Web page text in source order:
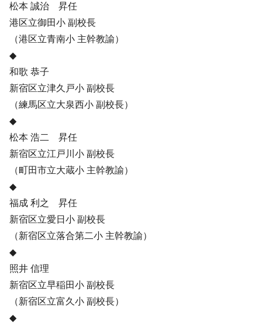
松本 誠治 昇任
港区立御田小 副校長
（港区立青南小 主幹教諭）
◆
和歌 恭子
新宿区立津久戸小 副校長
（練馬区立大泉西小 副校長）
◆
松本 浩二 昇任
新宿区立江戸川小 副校長
（町田市立大蔵小 主幹教諭）
◆
福成 利之 昇任
新宿区立愛日小 副校長
（新宿区立落合第二小 主幹教諭）
◆
照井 信理
新宿区立早稲田小 副校長
（新宿区立富久小 副校長）
◆